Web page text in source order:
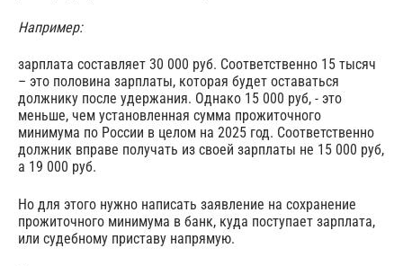
Например:
зарплата составляет 30 000 руб. Соответственно 15 тысяч
– это половина зарплаты, которая будет оставаться
должнику после удержания. Однако 15 000 руб, - это
меньше, чем установленная сумма прожиточного
минимума по России в целом на 2025 год. Соответственно
должник вправе получать из своей зарплаты не 15 000 руб,
а 19 000 руб.
Но для этого нужно написать заявление на сохранение
прожиточного минимума в банк, куда поступает зарплата,
или судебному приставу напрямую.